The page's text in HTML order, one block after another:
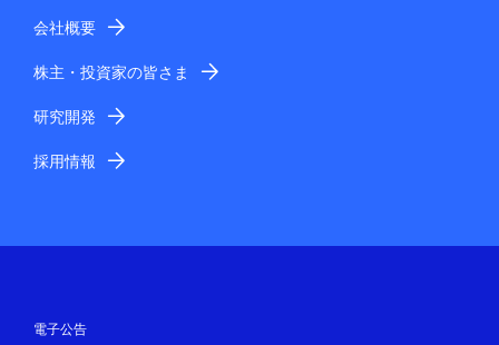
会社概要
株主・投資家の皆さま
研究開発
採用情報
電子公告